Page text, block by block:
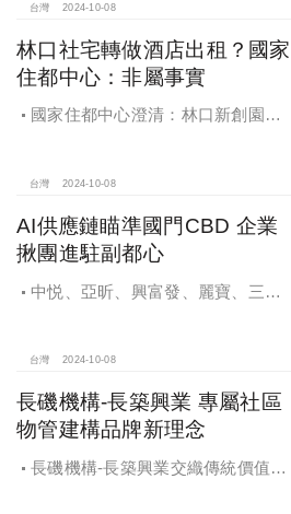
望全壘打
台灣 2024-10-08
林口社宅轉做酒店出租？國家
住都中心：非屬事實
國家住都中心澄清：林口新創園秉
台灣 2024-10-08
AI供應鏈瞄準國門CBD 企業
揪團進駐副都心
中悦、亞昕、興富發、麗寶、三發
未來還陸續有超過7萬坪辦公樓面積新
供給。
台灣 2024-10-08
長磯機構-長築興業 專屬社區
物管建構品牌新理念
長磯機構-長築興業交織傳統價值與